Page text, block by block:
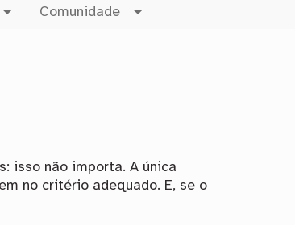
Comunidade
isso não importa. A única
no critério adequado. E, se o